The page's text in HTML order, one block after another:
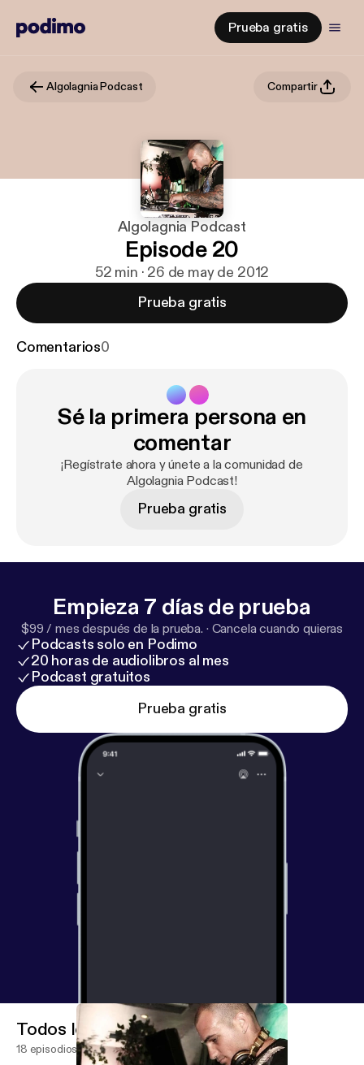
Prueba gratis
Algolagnia Podcast Compartir
Algolagnia Podcast
Episode 20
52 min · 26 de may de 2012
Prueba gratis
Comentarios0
Sé la primera persona en
comentar
¡Regístrate ahora y únete a la comunidad de
Algolagnia Podcast!
Prueba gratis
Empieza 7 días de prueba
$99 / mes después de la prueba. · Cancela cuando quieras
Podcasts solo en Podimo
20 horas de audiolibros al mes
Podcast gratuitos
Prueba gratis
Todos los episodios
18 episodios